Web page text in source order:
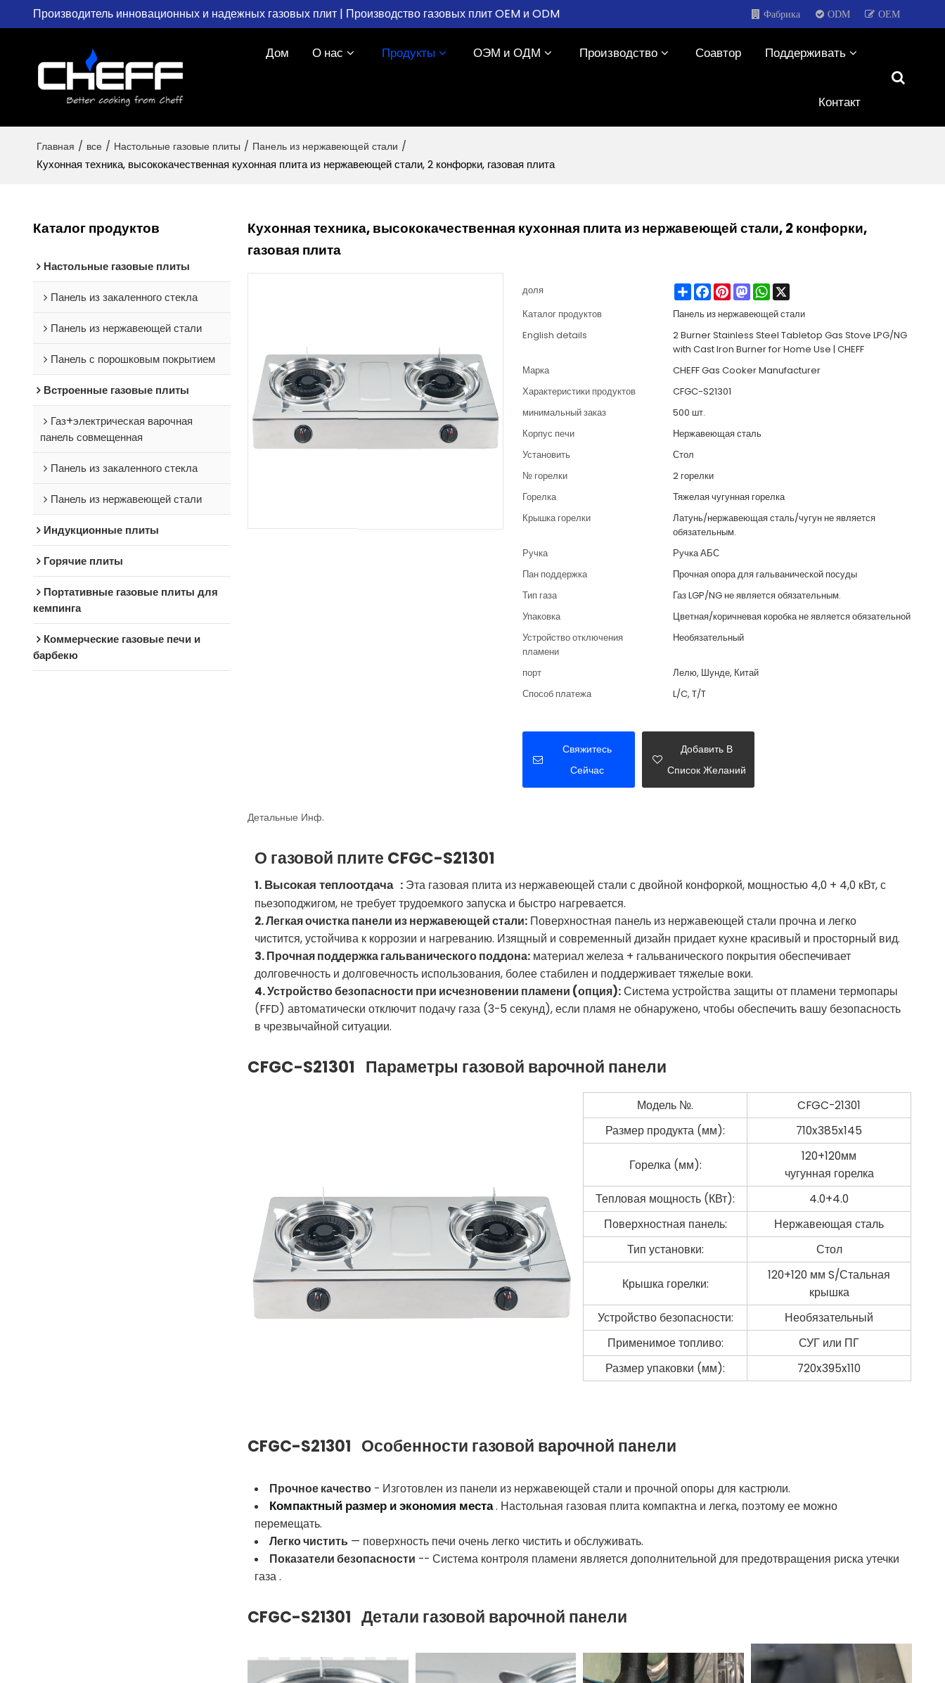
Производитель инновационных и надежных газовых плит | Производство газовых плит OEM и ODM Фабрика ODM OEM
Дом О нас Продукты ОЭМ и ОДМ Производство Соавтор Поддерживать
Контакт
Главная / все / Настольные газовые плиты / Панель из нержавеющей стали /
Кухонная техника, высококачественная кухонная плита из нержавеющей стали, 2 конфорки, газовая плита
Каталог продуктов
Настольные газовые плиты
Панель из закаленного стекла
Панель из нержавеющей стали
Панель с порошковым покрытием
Встроенные газовые плиты
Газ+электрическая варочная
панель совмещенная
Панель из закаленного стекла
Панель из нержавеющей стали
Индукционные плиты
Горячие плиты
Портативные газовые плиты для
кемпинга
Коммерческие газовые печи и
барбекю
Кухонная техника, высококачественная кухонная плита из нержавеющей стали, 2 конфорки,
газовая плита
доля ShareFacebook
PinterestMastodonWhatsApp
X
Каталог продуктов
Панель из нержавеющей стали
English details
2 Burner Stainless Steel Tabletop Gas Stove LPG/NG
with Cast Iron Burner for Home Use | CHEFF
Марка
CHEFF Gas Cooker Manufacturer
Характеристики продуктов
CFGC-S21301
минимальный заказ
500 шт.
Корпус печи
Нержавеющая сталь
Установить
Стол
№ горелки
2 горелки
Горелка
Тяжелая чугунная горелка
Крышка горелки
Латунь/нержавеющая сталь/чугун не является
обязательным.
Ручка
Ручка АБС
Пан поддержка
Прочная опора для гальванической посуды
Тип газа
Газ LGP/NG не является обязательным.
Упаковка
Цветная/коричневая коробка не является обязательной
Устройство отключения
пламени
Необязательный
порт
Лелю, Шунде, Китай
Способ платежа
L/C, T/T
Свяжитесь
Сейчас
Добавить В
Список Желаний
Детальные Инф.
О газовой плите CFGC-S21301
1. Высокая теплоотдача :Эта газовая плита из нержавеющей стали с двойной конфоркой, мощностью 4,0 + 4,0 кВт, с
пьезоподжигом, не требует трудоемкого запуска и быстро нагревается.
2. Легкая очистка панели из нержавеющей стали: Поверхностная панель из нержавеющей стали прочна и легко
чистится, устойчива к коррозии и нагреванию. Изящный и современный дизайн придает кухне красивый и просторный вид.
3. Прочная поддержка гальванического поддона:материал железа + гальванического покрытия обеспечивает
долговечность и долговечность использования, более стабилен и поддерживает тяжелые воки.
4. Устройство безопасности при исчезновении пламени (опция):Система устройства защиты от пламени термопары
(FFD) автоматически отключит подачу газа (3-5 секунд), если пламя не обнаружено, чтобы обеспечить вашу безопасность
в чрезвычайной ситуации.
CFGC-S21301 Параметры газовой варочной панели
Модель №.
CFGC-21301
Размер продукта (мм):
710x385x145
Горелка (мм):
120+120мм
чугунная горелка
Тепловая мощность (КВт):
4.0+4.0
Поверхностная панель:
Нержавеющая сталь
Тип установки:
Стол
Крышка горелки:
120+120 мм S/Стальная
крышка
Устройство безопасности:
Необязательный
Применимое топливо:
СУГ или ПГ
Размер упаковки (мм):
720x395x110
CFGC-S21301 Особенности газовой варочной панели
Прочное качество - Изготовлен из панели из нержавеющей стали и прочной опоры для кастрюли.
Компактный размер и экономия места. Настольная газовая плита компактна и легка, поэтому ее можно
перемещать.
Легко чистить — поверхность печи очень легко чистить и обслуживать.
Показатели безопасности -- Система контроля пламени является дополнительной для предотвращения риска утечки
газа .
CFGC-S21301 Детали газовой варочной панели